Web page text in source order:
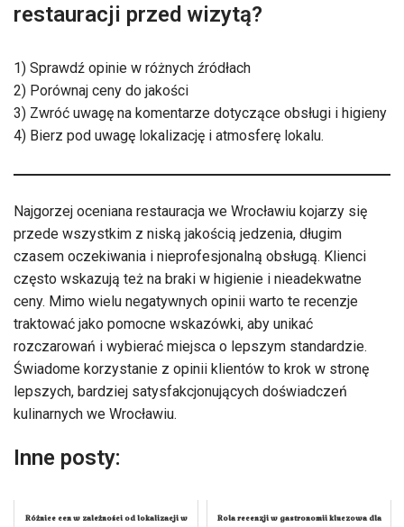
restauracji przed wizytą?
1) Sprawdź opinie w różnych źródłach
2) Porównaj ceny do jakości
3) Zwróć uwagę na komentarze dotyczące obsługi i higieny
4) Bierz pod uwagę lokalizację i atmosferę lokalu.
Najgorzej oceniana restauracja we Wrocławiu kojarzy się
przede wszystkim z niską jakością jedzenia, długim
czasem oczekiwania i nieprofesjonalną obsługą. Klienci
często wskazują też na braki w higienie i nieadekwatne
ceny. Mimo wielu negatywnych opinii warto te recenzje
traktować jako pomocne wskazówki, aby unikać
rozczarowań i wybierać miejsca o lepszym standardzie.
Świadome korzystanie z opinii klientów to krok w stronę
lepszych, bardziej satysfakcjonujących doświadczeń
kulinarnych we Wrocławiu.
Inne posty:
Różnice cen w zależności od lokalizacji w
Rola recenzji w gastronomii kluczowa dla